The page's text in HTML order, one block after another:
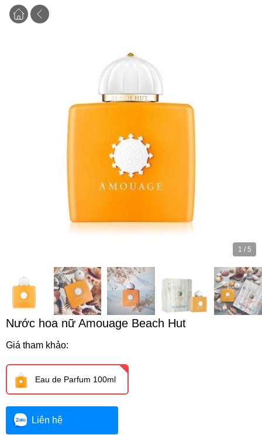
1 / 5
Nước hoa nữ Amouage Beach Hut
Giá tham khảo:
Eau de Parfum 100ml
Liên hệ